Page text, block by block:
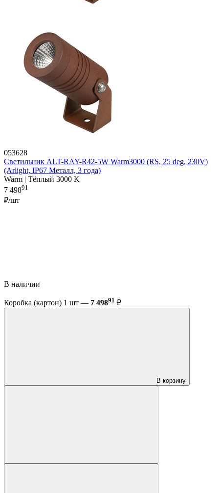
053628
Светильник ALT-RAY-R42-5W Warm3000 (RS, 25 deg, 230V)
(Arlight, IP67 Металл, 3 года)
Warm | Тёплый 3000 K
7 49891
₽/шт
В наличии
Коробка (картон) 1 шт — 7 49891 ₽
В корзину